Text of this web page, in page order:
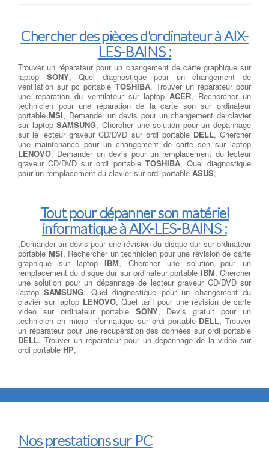
Chercher des pièces d'ordinateur à AIX-
LES-BAINS :
Trouver un réparateur pour un changement de carte graphique sur
laptop SONY, Quel diagnostique pour un changement de
ventilation sur pc portable TOSHIBA, Trouver un réparateur pour
une reparation du ventilateur sur laptopACER, Rechercher un
technicien pour une réparation de la carte son sur ordinateur
portableMSI, Demander un devis pour un changement de clavier
sur laptopSAMSUNG, Chercher une solution pour un depannage
sur le lecteur graveur CD/DVD sur ordi portable DELL, Chercher
une maintenance pour un changement de carte son sur laptop
LENOVO, Demander un devis pour un remplacement du lecteur
graveur CD/DVD sur ordi portable TOSHIBA, Quel diagnostique
pour un remplacement du clavier sur ordi portable ASUS,
Tout pour dépanner son matériel
informatique à AIX-LES-BAINS :
;Demander un devis pour une révision du disque dur sur ordinateur
portable MSI, Rechercher un technicien pour une révision de carte
graphique sur laptopIBM, Chercher une solution pour un
remplacement du disque dur sur ordinateur portable IBM, Chercher
une solution pour un dépannage de lecteur graveur CD/DVD sur
laptopSAMSUNG, Quel diagnostique pour un changement du
clavier sur laptop LENOVO, Quel tarif pour une révision de carte
video sur ordinateur portable SONY, Devis gratuit pour un
technicien en micro informatique sur ordi portable DELL, Trouver
un réparateur pour une recupération des données sur ordi portable
DELL, Trouver un réparateur pour un dépannage de la vidéo sur
ordi portable HP,
Nos prestations sur PC